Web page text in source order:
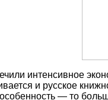
интенсивное
и русское
— то